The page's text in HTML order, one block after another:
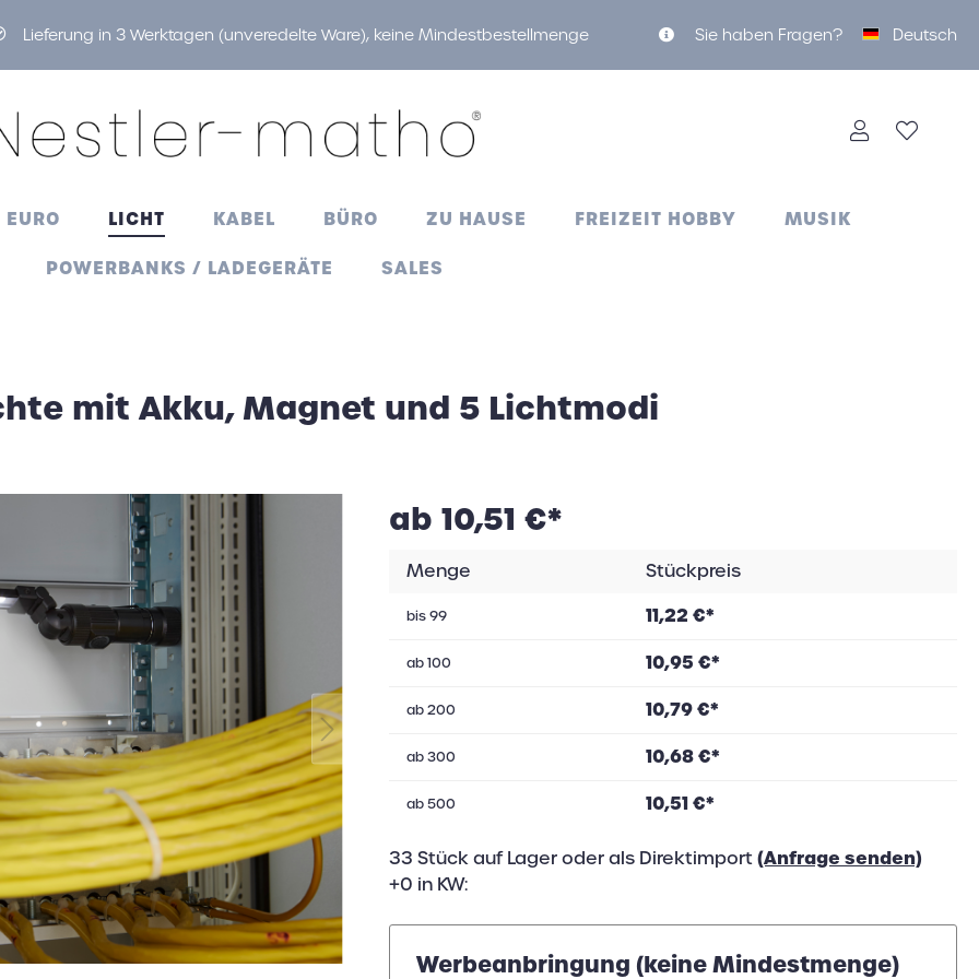
Lieferung in 3 Werktagen (unveredelte Ware), keine Mindestbestellmenge Sie haben Fragen? Deutsch
LICHT KABEL BÜRO ZU HAUSE FREIZEIT HOBBY MUSIK
POWERBANKS / LADEGERÄTE SALES
Taschenlampen
Ventilatoren
Feuerzeuge
Trinkhalme
mit Akku, Magnet und 5 Lichtmodi
ab 10,51 €*
Menge Stückpreis
bis99 11,22 €*
ab100 10,95 €*
ab200 10,79 €*
ab300 10,68 €*
ab500 10,51 €*
33 Stück auf Lager oder als Direktimport(Anfrage senden)
+0 in KW:
Werbeanbringung (keine Mindestmenge)